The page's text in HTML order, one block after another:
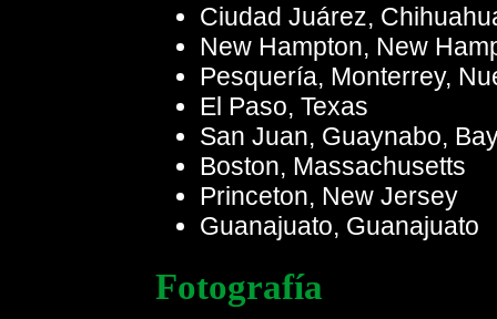
Ciudad Juárez,
New Hampton, New
Pesquería, Monterrey,
El Paso, Texas
San Juan, Guaynabo,
Boston, Massachusetts
Princeton, New Jersey
Guanajuato, Guanajuato
Fotografía